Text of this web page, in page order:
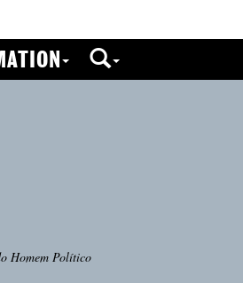
Homem Político